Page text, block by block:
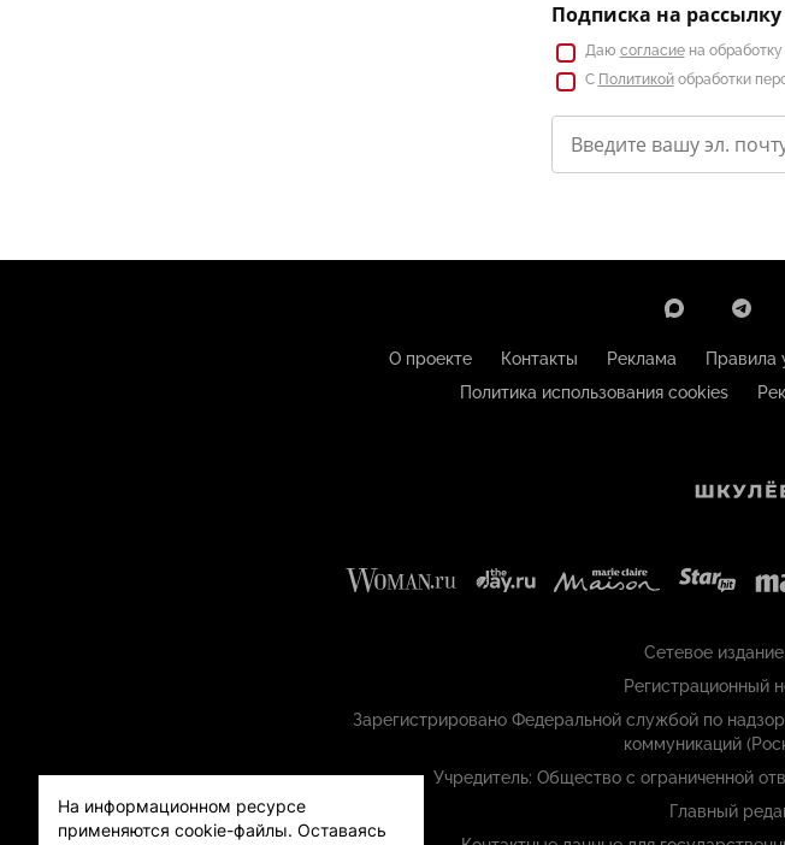
Подписка на рассылку
Даю согласиена
С Политикойобработки
О проекте Контакты Реклама Правила
Политика использования cookies
Сетевое
Зарегистрировано Федеральной службой по
коммуникаций
Учредитель: Общество с ограниченной
Главный
На информационном ресурсе
применяются cookie-файлы. Оставаясь